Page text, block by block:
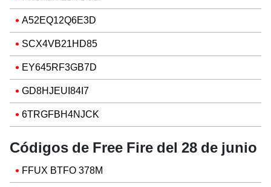
A52EQ12Q6E3D
SCX4VB21HD85
EY645RF3GB7D
GD8HJEUI84I7
6TRGFBH4NJCK
Códigos de Free Fire del 28 de junio
FFUX BTFO 378M